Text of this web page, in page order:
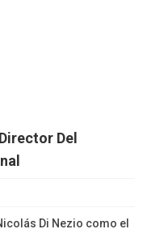
Del
Di Nezio como el